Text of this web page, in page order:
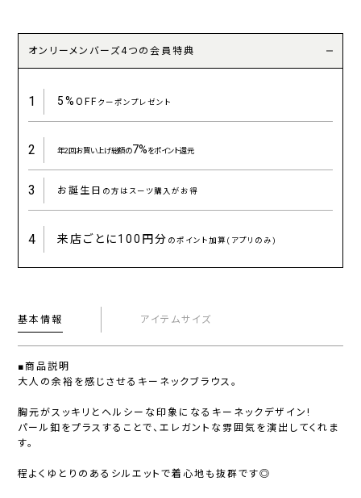
オンリーメンバーズ4つの会員特典
1 5%OFFクーポンプレゼント
2 年2回お買い上げ総額の7%をポイント還元
3 お誕生日 の方はスーツ購入がお得
4 来店ごとに100円分 のポイント加算(アプリのみ)
基本情報 アイテムサイズ
■商品説明
大人の余裕を感じさせるキーネックブラウス。
胸元がスッキリとヘルシーな印象になるキーネックデザイン!
パール釦をプラスすることで、エレガントな雰囲気を演出してくれま
す。
程よくゆとりのあるシルエットで着心地も抜群です◎